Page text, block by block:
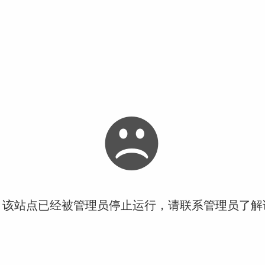
站点已经被管理员停止运行，请联系管理员了